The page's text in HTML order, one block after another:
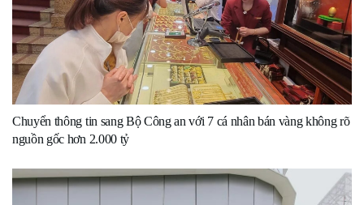
Chuyển thông tin sang Bộ Công an với 7 cá nhân bán vàng không rõ
nguồn gốc hơn 2.000 tỷ